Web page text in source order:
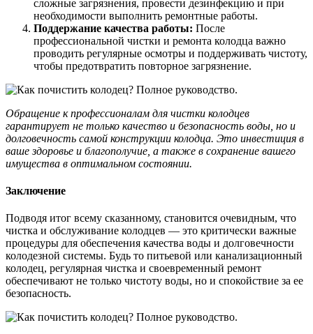
сложные загрязнения, провести дезинфекцию и при
необходимости выполнить ремонтные работы.
Поддержание качества работы: После
профессиональной чистки и ремонта колодца важно
проводить регулярные осмотры и поддерживать чистоту,
чтобы предотвратить повторное загрязнение.
Обращение к профессионалам для чистки колодцев
гарантирует не только качество и безопасность воды, но и
долговечность самой конструкции колодца. Это инвестиция в
ваше здоровье и благополучие, а также в сохранение вашего
имущества в оптимальном состоянии.
Заключение
Подводя итог всему сказанному, становится очевидным, что
чистка и обслуживание колодцев — это критически важные
процедуры для обеспечения качества воды и долговечности
колодезной системы. Будь то питьевой или канализационный
колодец, регулярная чистка и своевременный ремонт
обеспечивают не только чистоту воды, но и спокойствие за ее
безопасность.